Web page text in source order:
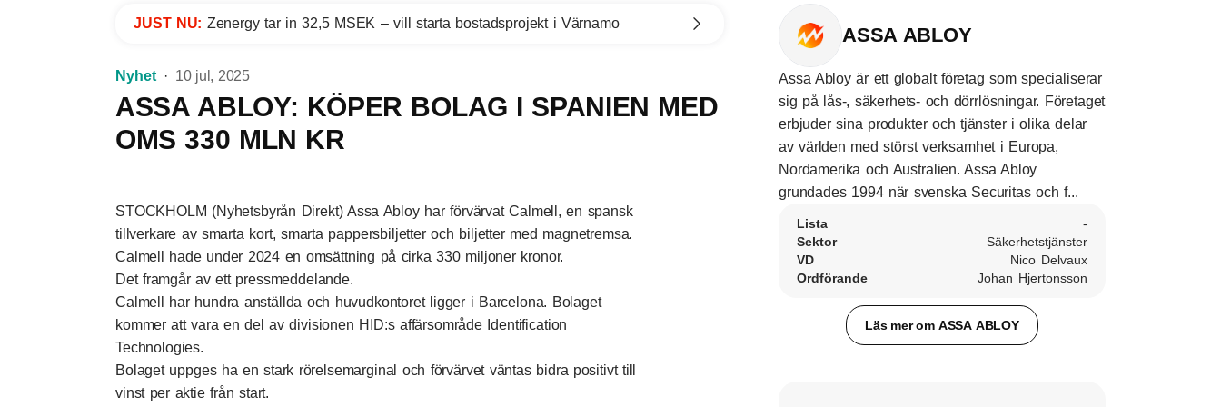
JUST NU: Zenergy tar in 32,5 MSEK – vill starta bostadsprojekt i Värnamo
Nyhet 10 jul, 2025
ASSA ABLOY: KÖPER BOLAG I SPANIEN MED
OMS 330 MLN KR
STOCKHOLM (Nyhetsbyrån Direkt) Assa Abloy har förvärvat Calmell, en spansk
tillverkare av smarta kort, smarta pappersbiljetter och biljetter med magnetremsa.
Calmell hade under 2024 en omsättning på cirka 330 miljoner kronor.
Det framgår av ett pressmeddelande.
Calmell har hundra anställda och huvudkontoret ligger i Barcelona. Bolaget
kommer att vara en del av divisionen HID:s affärsområde Identification
Technologies.
Bolaget uppges ha en stark rörelsemarginal och förvärvet väntas bidra positivt till
vinst per aktie från start.
ASSA ABLOY
Assa Abloy är ett globalt företag som specialiserar
sig på lås-, säkerhets- och dörrlösningar. Företaget
erbjuder sina produkter och tjänster i olika delar
av världen med störst verksamhet i Europa,
Nordamerika och Australien. Assa Abloy
grundades 1994 när svenska Securitas och f...
Lista
-
Sektor
Säkerhetstjänster
VD
Nico Delvaux
Ordförande
Johan Hjertonsson
Läs mer om ASSA ABLOY